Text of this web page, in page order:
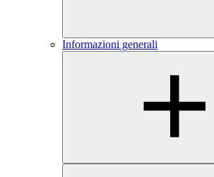
Informazioni generali